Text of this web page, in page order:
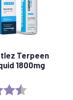
Terpeen
1800mg